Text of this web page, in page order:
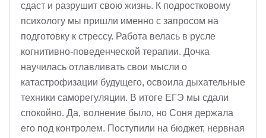
сдаст и разрушит свою жизнь. К подростковому
психологу мы пришли именно с запросом на
подготовку к стрессу. Работа велась в русле
когнитивно-поведенческой терапии. Дочка
научилась отлавливать свои мысли о
катастрофизации будущего, освоила дыхательные
техники саморегуляции. В итоге ЕГЭ мы сдали
спокойно. Да, волнение было, но Соня держала
его под контролем. Поступили на бюджет, нервная